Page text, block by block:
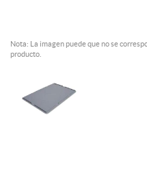
Nota: La imagen puede que no se
producto.